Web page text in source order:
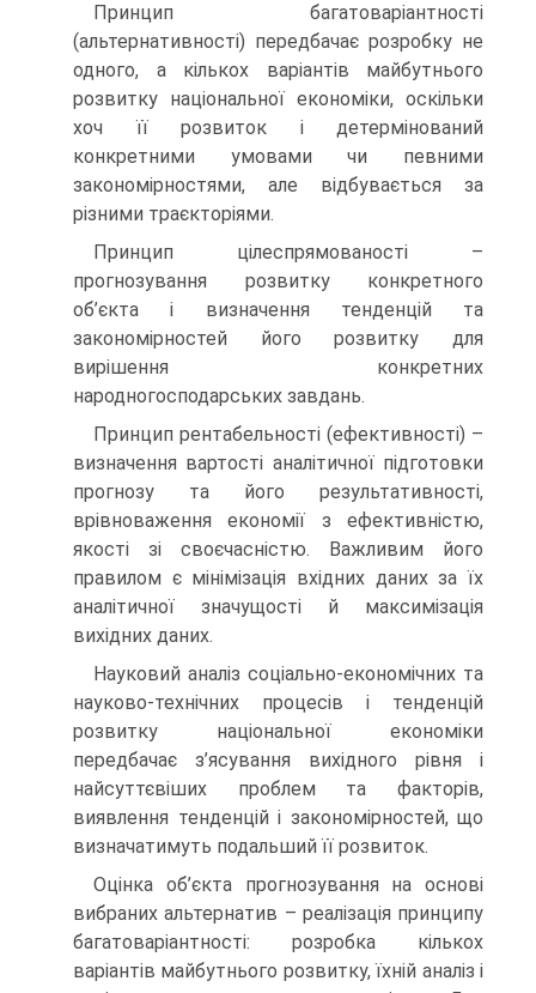
Принцип багатоваріантності
(альтернативності) передбачає розробку не
одного, а кількох варіантів майбутнього
розвитку національної економіки, оскільки
хоч її розвиток і детермінований
конкретними умовами чи певними
закономірностями, але відбувається за
різними траєкторіями.
Принцип цілеспрямованості –
прогнозування розвитку конкретного
об’єкта і визначення тенденцій та
закономірностей його розвитку для
вирішення конкретних
народногосподарських завдань.
Принцип рентабельності (ефективності) –
визначення вартості аналітичної підготовки
прогнозу та його результативності,
врівноваження економії з ефективністю,
якості зі своєчасністю. Важливим його
правилом є мінімізація вхідних даних за їх
аналітичної значущості й максимізація
вихідних даних.
Науковий аналіз соціально-економічних та
науково-технічних процесів і тенденцій
розвитку національної економіки
передбачає з’ясування вихідного рівня і
найсуттєвіших проблем та факторів,
виявлення тенденцій і закономірностей, що
визначатимуть подальший її розвиток.
Оцінка об’єкта прогнозування на основі
вибраних альтернатив – реалізація принципу
багатоваріантності: розробка кількох
варіантів майбутнього розвитку, їхній аналіз і